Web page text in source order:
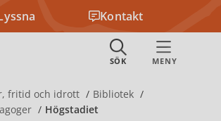
Kontakt
fritid och idrott
Bibliotek
Högstadiet